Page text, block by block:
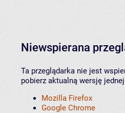
Niewspierana
Ta przeglądarka nie jest
pobierz aktualną wersję
Mozilla Firefox
Google Chrome